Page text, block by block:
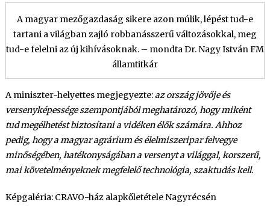
A magyar mezőgazdaság sikere azon múlik, lépést tud-e
tartani a világban zajló robbanásszerű változásokkal, meg
tud-e felelni az új kihívásoknak. – mondta Dr. Nagy István FM
államtitkár
A miniszter-helyettes megjegyezte:az ország jövője és
versenyképessége szempontjából meghatározó, hogy miként
tud megélhetést biztosítani a vidéken élők számára. Ahhoz
pedig, hogy a magyar agrárium és élelmiszeripar felvegye
minőségében, hatékonyságában a versenyt a világgal, korszerű,
mai követelményeknek megfelelő technológia, szaktudás kell.
Képgaléria: CRAVO-ház alapkőletétele Nagyrécsén